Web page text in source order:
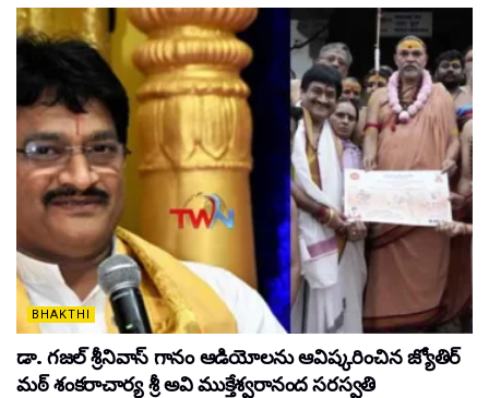
BHAKTHI
డా. గజల్ శ్రీనివాస్ గానం ఆడియోలను ఆవిష్కరించిన జ్యోతిర్
మఠ్ శంకరాచార్య శ్రీ అవి ముక్తేశ్వరానంద సరస్వతి